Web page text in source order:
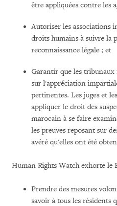
être appliquées contre les
Autoriser les associations
droits humains à suivre la
reconnaissance légale ; et
Garantir que les tribunaux
sur l'appréciation
pertinentes. Les juges et
appliquer le droit des
marocain à se faire
les preuves reposant sur
avéré qu'elles ont été
Human Rights Watch exhorte le
Prendre des mesures
savoir à tous les résidents